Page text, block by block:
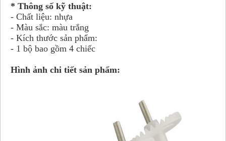
* Thông số kỹ thuật:
- Chất liệu: nhựa
- Màu sắc: màu trắng
- Kích thước sản phẩm:
- 1 bộ bao gồm 4 chiếc
Hình ảnh chi tiết sản phẩm: